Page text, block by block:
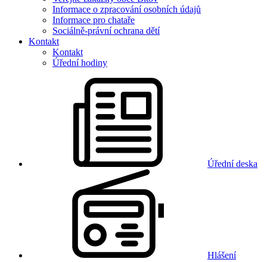
Informace o zpracování osobních údajů
Informace pro chataře
Sociálně-právní ochrana dětí
Kontakt
Kontakt
Úřední hodiny
Úřední deska
Hlášení